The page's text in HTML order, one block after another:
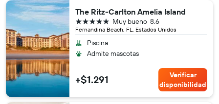
The Ritz-Carlton Amelia Island
Fernandina Beach, FL, Estados Unidos
8.6
Muy bueno
5 estrellas
Piscina
Admite mascotas
+$1.291
Verificar
disponibilidad